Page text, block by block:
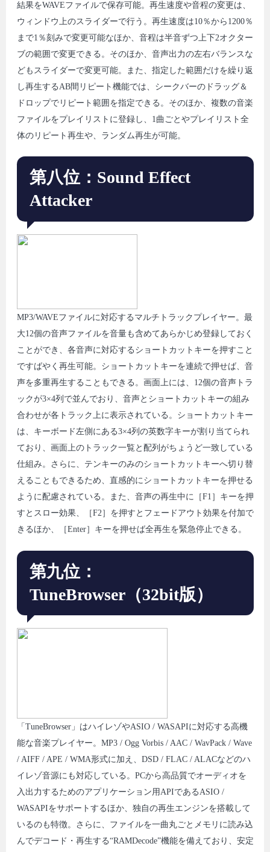
結果をWAVEファイルで保存可能。再生速度や音程の変更は、
ウィンドウ上のスライダーで行う。再生速度は10％から1200％
まで1％刻みで変更可能なほか、音程は半音ずつ上下2オクター
ブの範囲で変更できる。そのほか、音声出力の左右バランスな
どもスライダーで変更可能。また、指定した範囲だけを繰り返
し再生するAB間リピート機能では、シークバーのドラッグ＆
ドロップでリピート範囲を指定できる。そのほか、複数の音楽
ファイルをプレイリストに登録し、1曲ごとやプレイリスト全
体のリピート再生や、ランダム再生が可能。
第八位：Sound Effect
Attacker
MP3/WAVEファイルに対応するマルチトラックプレイヤー。最
大12個の音声ファイルを音量も含めてあらかじめ登録しておく
ことができ、各音声に対応するショートカットキーを押すこと
ですばやく再生可能。ショートカットキーを連続で押せば、音
声を多重再生することもできる。画面上には、12個の音声トラ
ックが3×4列で並んでおり、音声とショートカットキーの組み
合わせが各トラック上に表示されている。ショートカットキー
は、キーボード左側にある3×4列の英数字キーが割り当てられ
ており、画面上のトラック一覧と配列がちょうど一致している
仕組み。さらに、テンキーのみのショートカットキーへ切り替
えることもできるため、直感的にショートカットキーを押せる
ように配慮されている。また、音声の再生中に［F1］キーを押
すとスロー効果、［F2］を押すとフェードアウト効果を付加で
きるほか、［Enter］キーを押せば全再生を緊急停止できる。
第九位：
TuneBrowser（32bit版）
「TuneBrowser」はハイレゾやASIO / WASAPIに対応する高機
能な音楽プレイヤー。MP3 / Ogg Vorbis / AAC / WavPack / Wave
/ AIFF / APE / WMA形式に加え、DSD / FLAC / ALACなどのハ
イレゾ音源にも対応している。PCから高品質でオーディオを
入出力するためのアプリケーション用APIであるASIO /
WASAPIをサポートするほか、独自の再生エンジンを搭載して
いるのも特徴。さらに、ファイルを一曲丸ごとメモリに読み込
んでデコード・再生する“RAMDecode”機能を備えており、安定